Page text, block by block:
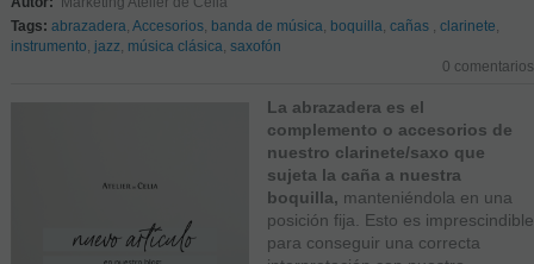
Tags: abrazadera Accesorios, banda de música boquilla cañas clarinete
instrumento jazz música clásica saxofón
0 comentarios
La abrazadera es el
complemento o accesorios de
nuestro clarinete/saxo que
sujeta la caña a nuestra
boquilla, manteniéndola en una
posición fija. Esto es imprescindible
para conseguir una correcta